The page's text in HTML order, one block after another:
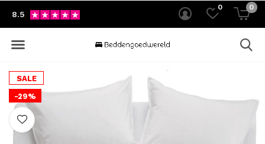
0 0
8.5
SALE
-29%